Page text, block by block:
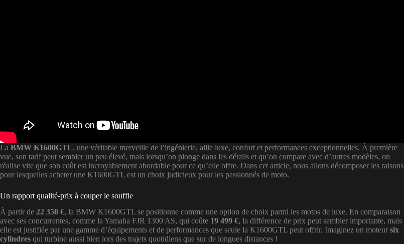
La BMW K1600GTL, une véritable merveille de l’ingénierie, allie luxe, confort et performances exceptionnelles. À première
vue, son tarif peut sembler un peu élevé, mais lorsqu’on plonge dans les détails et qu’on compare avec d’autres modèles, on
réalise vite que son coût est incroyablement abordable pour ce qu’elle offre. Dans cet article, nous allons décomposer les raisons
pour lesquelles acheter une K1600GTL est un choix judicieux pour les passionnés de moto.
Un rapport qualité-prix à couper le souffle
À partir de 22 350 €, la BMW K1600GTL se positionne comme une option de choix parmi les motos de luxe. En comparaison
avec ses concurrentes, comme la Yamaha FJR 1300 AS, qui coûte 19 499 €, la différence de prix peut sembler importante, mais
elle est justifiée par une gamme d’équipements et de performances que seule la K1600GTL peut offrir. Imaginez un moteur six
cylindres qui turbine aussi bien lors des trajets quotidiens que sur de longues distances !